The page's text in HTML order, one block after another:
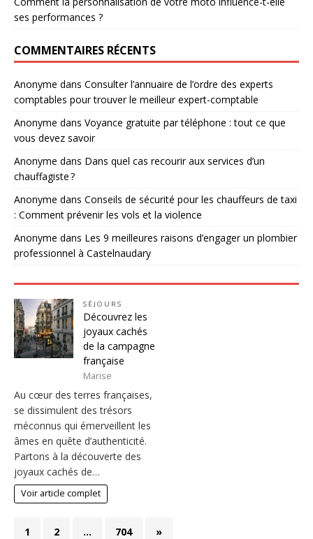
ses performances ?
COMMENTAIRES RÉCENTS
Anonyme dans Consulter l’annuaire de l’ordre des experts
comptables pour trouver le meilleur expert-comptable
Anonyme dans Voyance gratuite par téléphone : tout ce que
vous devez savoir
Anonyme dans Dans quel cas recourir aux services d’un
chauffagiste ?
Anonyme dans Conseils de sécurité pour les chauffeurs de taxi
: Comment prévenir les vols et la violence
Anonyme dans Les 9 meilleures raisons d’engager un plombier
professionnel à Castelnaudary
SÉJOURS
Découvrez les
joyaux cachés
de la campagne
française
Marise
Au cœur des terres françaises,
se dissimulent des trésors
méconnus qui émerveillent les
âmes en quête d’authenticité.
Partons à la découverte des
joyaux cachés de…
Voir article complet
1 2 … 704 »